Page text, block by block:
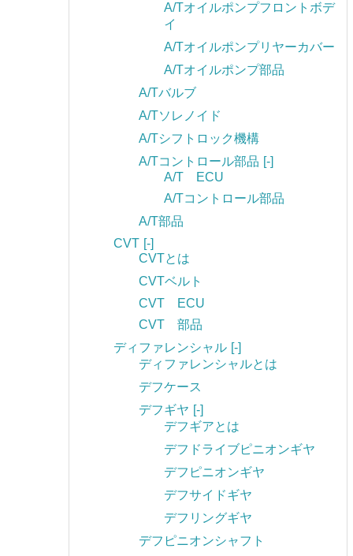
A/Tオイルポンプフロントボデ
イ
A/Tオイルポンプリヤーカバー
A/Tオイルポンプ部品
A/Tバルブ
A/Tソレノイド
A/Tシフトロック機構
A/Tコントロール部品 [-]
A/T ECU
A/Tコントロール部品
A/T部品
CVT [-]
CVTとは
CVTベルト
CVT ECU
CVT 部品
ディファレンシャル [-]
ディファレンシャルとは
デフケース
デフギヤ [-]
デフギアとは
デフドライブピニオンギヤ
デフピニオンギヤ
デフサイドギヤ
デフリングギヤ
デフピニオンシャフト